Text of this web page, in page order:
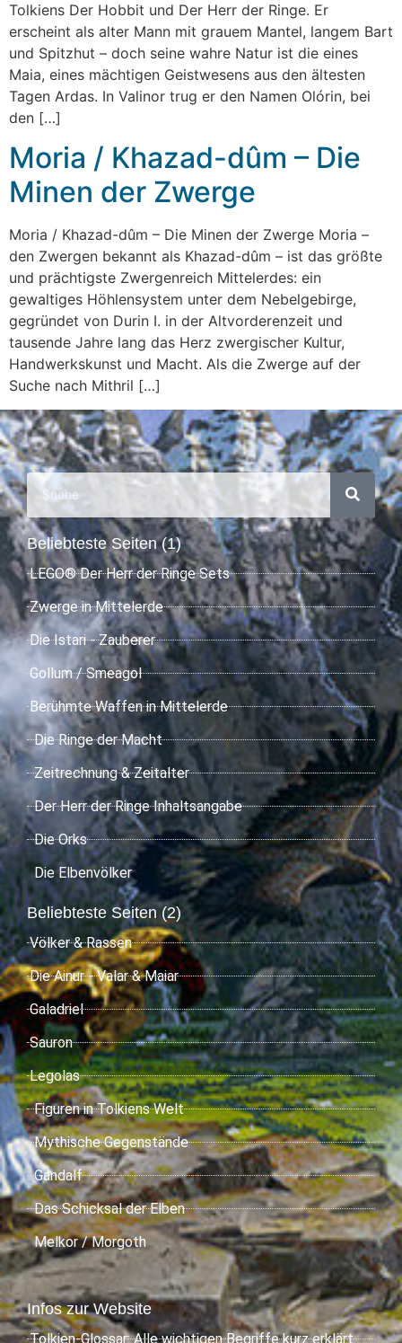
Tolkiens Der Hobbit und Der Herr der Ringe. Er
erscheint als alter Mann mit grauem Mantel, langem Bart
und Spitzhut – doch seine wahre Natur ist die eines
Maia, eines mächtigen Geistwesens aus den ältesten
Tagen Ardas. In Valinor trug er den Namen Olórin, bei
den […]
Moria / Khazad-dûm – Die
Minen der Zwerge
Moria / Khazad-dûm – Die Minen der Zwerge Moria –
den Zwergen bekannt als Khazad-dûm – ist das größte
und prächtigste Zwergenreich Mittelerdes: ein
gewaltiges Höhlensystem unter dem Nebelgebirge,
gegründet von Durin I. in der Altvorderenzeit und
tausende Jahre lang das Herz zwergischer Kultur,
Handwerkskunst und Macht. Als die Zwerge auf der
Suche nach Mithril […]
Beliebteste Seiten (1)
LEGO® Der Herr der Ringe Sets
Zwerge in Mittelerde
Die Istari - Zauberer
Gollum / Smeagol
Berühmte Waffen in Mittelerde
Die Ringe der Macht
Zeitrechnung & Zeitalter
Der Herr der Ringe Inhaltsangabe
Die Orks
Die Elbenvölker
Beliebteste Seiten (2)
Völker & Rassen
Die Ainur - Valar & Maiar
Galadriel
Sauron
Legolas
Figuren in Tolkiens Welt
Mythische Gegenstände
Gandalf
Das Schicksal der Elben
Melkor / Morgoth
Infos zur Website
Tolkien-Glossar: Alle wichtigen Begriffe kurz erklärt